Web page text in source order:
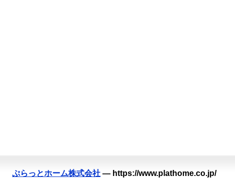
ぷらっとホーム株式会社 — https://www.plathome.co.jp/